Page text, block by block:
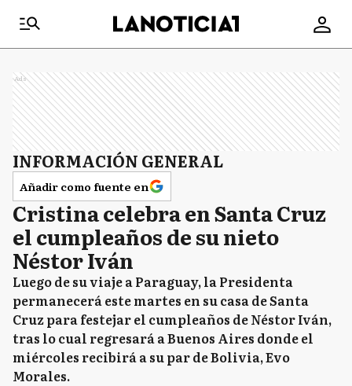
Ads
INFORMACIÓN GENERAL
Añadir como fuente en
Cristina celebra en Santa Cruz
el cumpleaños de su nieto
Néstor Iván
Luego de su viaje a Paraguay, la Presidenta
permanecerá este martes en su casa de Santa
Cruz para festejar el cumpleaños de Néstor Iván,
tras lo cual regresará a Buenos Aires donde el
miércoles recibirá a su par de Bolivia, Evo
Morales.